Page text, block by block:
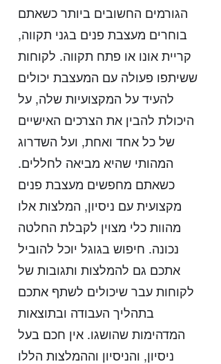
הגורמים החשובים ביותר כשאתם
בוחרים מעצבת פנים בגני תקווה,
קריית אונו או פתח תקווה. לקוחות
ששיתפו פעולה עם המעצבת יכולים
להעיד על המקצועיות שלה, על
היכולת להבין את הצרכים האישיים
של כל אחד ואחת, ועל השדרוג
המהותי שהיא מביאה לחללים.
כשאתם מחפשים מעצבת פנים
מקצועית עם ניסיון, המלצות אלו
מהוות כלי מצוין לקבלת החלטה
נכונה. חיפוש בגוגל יוכל להוביל
אתכם גם להמלצות ותגובות של
לקוחות עבר שיכולים לשתף אתכם
בתהליך העבודה ובתוצאות
המדהימות שהושגו. אין חכם בעל
ניסיון, והניסיון וההמלצות הללו